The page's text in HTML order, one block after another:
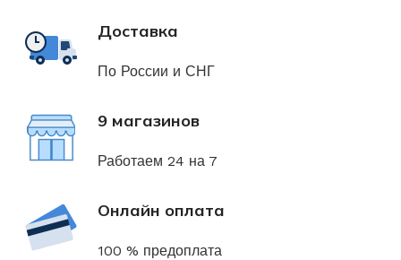
Доставка
По России и СНГ
9 магазинов
Работаем 24 на 7
Онлайн оплата
100 % предоплата